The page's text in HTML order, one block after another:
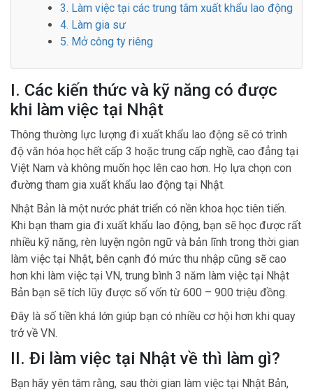
3. Làm việc tại các trung tâm xuất khẩu lao động
4. Làm gia sư
5. Mở công ty riêng
I. Các kiến thức và kỹ năng có được
khi làm việc tại Nhật
Thông thường lực lượng đi xuất khẩu lao động sẽ có trình
độ văn hóa học hết cấp 3 hoặc trung cấp nghề, cao đẳng tại
Việt Nam và không muốn học lên cao hơn. Họ lựa chọn con
đường tham gia xuất khẩu lao động tại Nhật.
Nhật Bản là một nước phát triển có nền khoa học tiên tiến.
Khi bạn tham gia đi xuất khẩu lao động, bạn sẽ học được rất
nhiều kỹ năng, rèn luyện ngôn ngữ và bản lĩnh trong thời gian
làm việc tại Nhật, bên cạnh đó mức thu nhập cũng sẽ cao
hơn khi làm việc tại VN, trung bình 3 năm làm việc tại Nhật
Bản bạn sẽ tích lũy được số vốn từ 600 – 900 triệu đồng.
Đây là số tiền khá lớn giúp bạn có nhiều cơ hội hơn khi quay
trở về VN.
II. Đi làm việc tại Nhật về thì làm gì?
Bạn hãy yên tâm rằng, sau thời gian làm việc tại Nhật Bản,